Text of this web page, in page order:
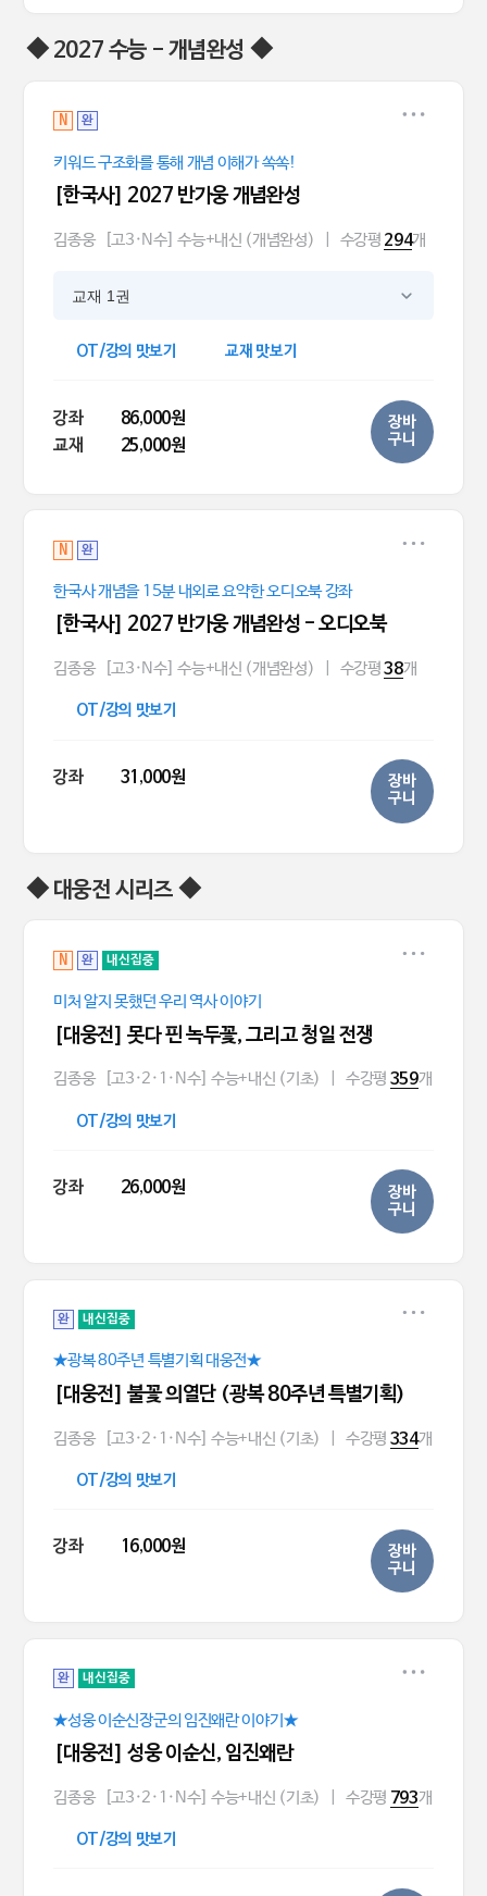
◆ 2027 수능 - 개념완성 ◆
N 완
키워드 구조화를 통해 개념 이해가 쏙쏙!
[한국사] 2027 반가웅 개념완성
김종웅 [고3·N수] 수능+내신 (개념완성) 수강평 294개
교재 1권
OT/강의 맛보기 교재 맛보기
강좌
86,000원
교재
25,000원
장바
구니
N 완
한국사 개념을 15분 내외로 요약한 오디오북 강좌
[한국사] 2027 반가웅 개념완성 - 오디오북
김종웅 [고3·N수] 수능+내신 (개념완성) 수강평38개
OT/강의 맛보기
강좌 31,000원
장바
구니
◆ 대웅전 시리즈 ◆
N 완 내신집중
미처 알지 못했던 우리 역사 이야기
[대웅전] 못다 핀 녹두꽃, 그리고 청일 전쟁
김종웅 [고3·2·1·N수] 수능+내신 (기초) 수강평 359개
OT/강의 맛보기
강좌 26,000원
장바
구니
완 내신집중
★광복 80주년 특별기획 대웅전★
[대웅전] 불꽃 의열단 (광복 80주년 특별기획)
김종웅 [고3·2·1·N수] 수능+내신 (기초) 수강평 334개
OT/강의 맛보기
강좌 16,000원
장바
구니
완 내신집중
★성웅 이순신장군의 임진왜란 이야기★
[대웅전] 성웅 이순신, 임진왜란
김종웅 [고3·2·1·N수] 수능+내신 (기초) 수강평 793개
OT/강의 맛보기